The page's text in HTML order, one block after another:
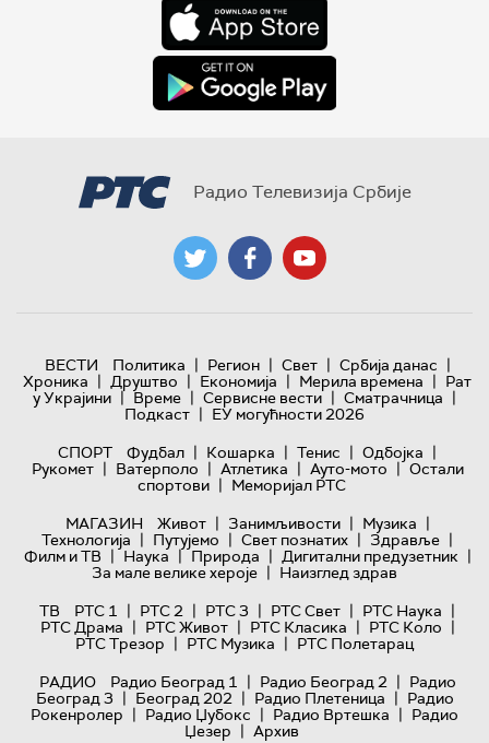
Радио Телевизија Србије
ВЕСТИ Политика | Регион | Свет | Србија данас |
Хроника | Друштво | Економија | Мерила времена | Рат
у Украјини | Време | Сервисне вести | Сматрачница |
Подкаст | ЕУ могућности 2026
СПОРТ
Фудбал | Кошарка | Тенис | Одбојка |
Рукомет | Ватерполо | Атлетика | Ауто-мото | Остали
спортови | Меморијал РТС
МАГАЗИН
Живот | Занимљивости | Музика |
Технологијa | Путујемо | Свет познатих | Здравље |
Филм и ТВ | Наука | Природа | Дигитални предузетник |
За мале велике хероје | Наизглед здрав
ТВ
РТС 1 | РТС 2 | РТС 3 | РТС Свет | РТС Наука |
РТС Драма | РТС Живот | РТС Класика | РТС Коло |
РТС Трезор | РТС Музика | РТС Полетарац
РАДИО
Радио Београд 1 | Радио Београд 2 | Радио
Београд 3 | Београд 202 | Радио Плетеница | Радио
Рокенролер | Радио Џубокс | Радио Вртешка | Радио
Џезер | Архив